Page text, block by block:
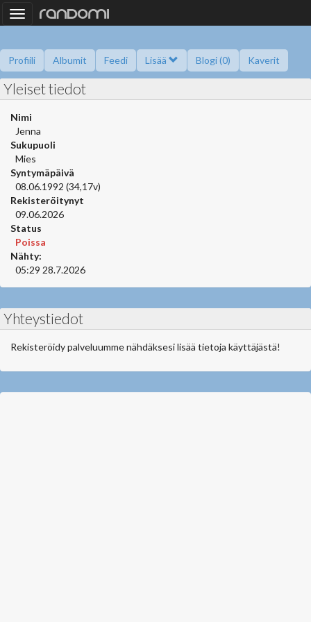
Toggle
navigation
Profiili Albumit Feedi Lisää Blogi (0) Kaverit
Kysy minulta Tietoa
Yleiset tiedot
Nimi
Jenna
Sukupuoli
Mies
Syntymäpäivä
08.06.1992 (34,17v)
Rekisteröitynyt
09.06.2026
Status
Poissa
Nähty:
05:29 28.7.2026
Yhteystiedot
Rekisteröidy palveluumme nähdäksesi lisää tietoja käyttäjästä!